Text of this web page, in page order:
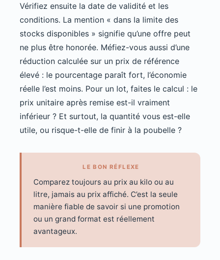
Vérifiez ensuite la date de validité et les
conditions. La mention « dans la limite des
stocks disponibles » signifie qu’une offre peut
ne plus être honorée. Méfiez-vous aussi d’une
réduction calculée sur un prix de référence
élevé : le pourcentage paraît fort, l’économie
réelle l’est moins. Pour un lot, faites le calcul : le
prix unitaire après remise est-il vraiment
inférieur ? Et surtout, la quantité vous est-elle
utile, ou risque-t-elle de finir à la poubelle ?
LE BON RÉFLEXE
Comparez toujours au prix au kilo ou au
litre, jamais au prix affiché. C’est la seule
manière fiable de savoir si une promotion
ou un grand format est réellement
avantageux.